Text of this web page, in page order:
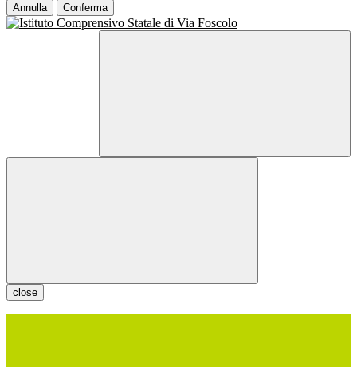
Annulla Conferma
close